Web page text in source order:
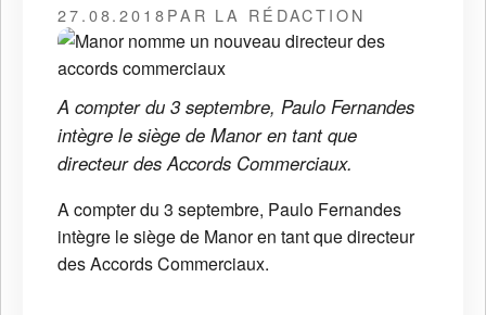
27.08.2018PAR LA RÉDACTION
A compter du 3 septembre, Paulo Fernandes
intègre le siège de Manor en tant que
directeur des Accords Commerciaux.
A compter du 3 septembre, Paulo Fernandes
intègre le siège de Manor en tant que directeur
des Accords Commerciaux.